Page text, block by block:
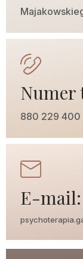
Numer
880 229 400
E-mail: